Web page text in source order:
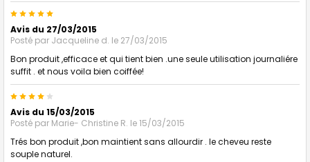
5
Avis du 27/03/2015
Posté par Jacqueline d. le 27/03/2015
Bon produit ,efficace et qui tient bien .une seule utilisation journaliére
suffit . et nous voila bien coiffée!
Avis du 15/03/2015
Posté par Marie- Christine R. le 15/03/2015
Trés bon produit ,bon maintient sans allourdir . le cheveu reste
souple naturel.